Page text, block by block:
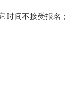
时间不接受报名；